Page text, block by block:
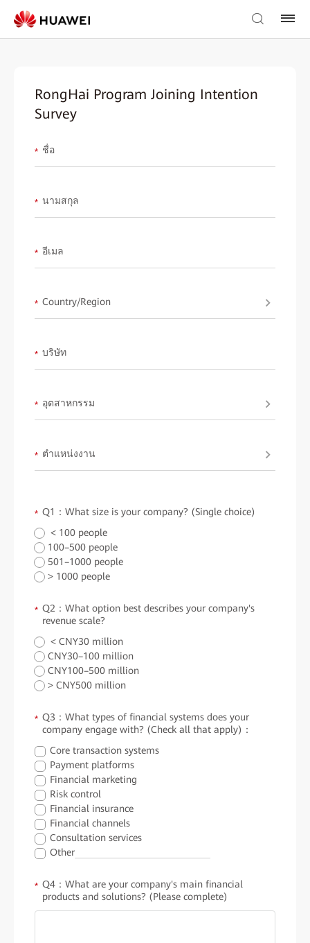
RongHai Program Joining Intention
Survey
* ชื่อ
* นามสกุล
* อีเมล
* Country/Region
* บริษัท
* อุตสาหกรรม
* ตำแหน่งงาน
* Q1：What size is your company? (Single choice)
< 100 people
100–500 people
501–1000 people
> 1000 people
* Q2：What option best describes your company's
revenue scale?
< CNY30 million
CNY30–100 million
CNY100–500 million
> CNY500 million
* Q3：What types of financial systems does your
company engage with? (Check all that apply)：
Core transaction systems
Payment platforms
Financial marketing
Risk control
Financial insurance
Financial channels
Consultation services
Other
* Q4：What are your company's main financial
products and solutions? (Please complete)